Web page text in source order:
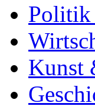
Politik
Kunst